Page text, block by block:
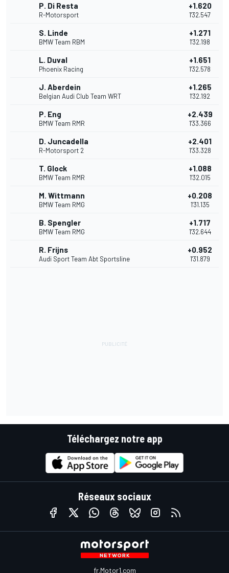
P. Di Resta
R-Motorsport
+1.620
1'32.547
S. Linde
BMW Team RBM
+1.271
1'32.198
L. Duval
Phoenix Racing
+1.651
1'32.578
J. Aberdein
Belgian Audi Club Team WRT
+1.265
1'32.192
P. Eng
BMW Team RMR
+2.439
1'33.366
D. Juncadella
R-Motorsport 2
+2.401
1'33.328
T. Glock
BMW Team RMR
+1.088
1'32.015
M. Wittmann
BMW Team RMG
+0.208
1'31.135
B. Spengler
BMW Team RMG
+1.717
1'32.644
R. Frijns
Audi Sport Team Abt Sportsline
+0.952
1'31.879
Téléchargez notre app
Réseaux sociaux
fr.Motor1.com